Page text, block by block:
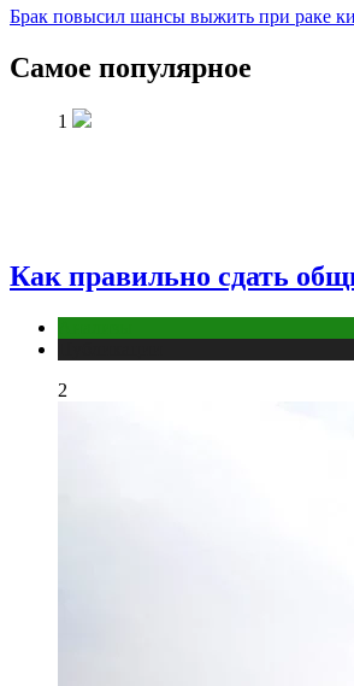
Брак повысил шансы выжить при раке
Самое популярное
1
Как правильно сдать
2